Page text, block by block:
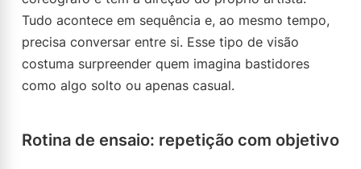
Tudo acontece em sequência e, ao mesmo tempo,
precisa conversar entre si. Esse tipo de visão
costuma surpreender quem imagina bastidores
como algo solto ou apenas casual.
Rotina de ensaio: repetição com objetivo